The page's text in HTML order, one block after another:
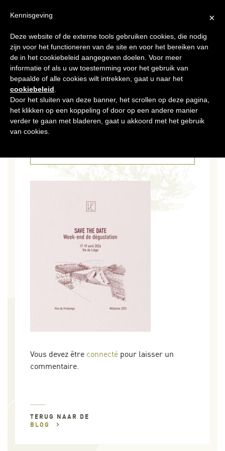
MENU
14 APR 2026
UNNAMED
Vous devez être connecté pour laisser un
commentaire.
TERUG NAAR DE
BLOG
×
Kennisgeving
Deze website of de externe tools gebruiken cookies, die nodig
zijn voor het functioneren van de site en voor het bereiken van
de in het cookiebeleid aangegeven doelen. Voor meer
informatie of als u uw toestemming voor het gebruik van
bepaalde of alle cookies wilt intrekken, gaat u naar het
cookiebeleid
Door het sluiten van deze banner, het scrollen op deze pagina,
het klikken op een koppeling of door op een andere manier
verder te gaan met bladeren, gaat u akkoord met het gebruik
van cookies.